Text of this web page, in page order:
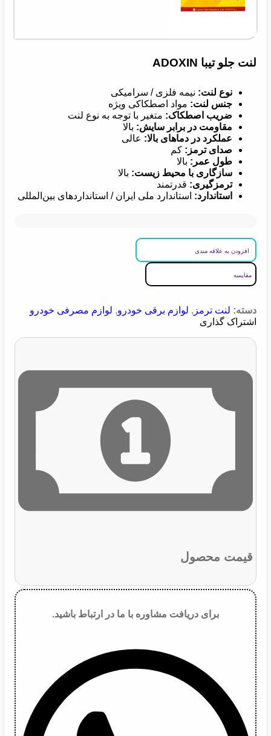
لنت جلو تیبا ADOXIN
نوع لنت: نیمه فلزی / سرامیکی
جنس لنت: مواد اصطکاکی ویژه
ضریب اصطکاک: متغیر با توجه به نوع لنت
مقاومت در برابر سایش: بالا
عملکرد در دماهای بالا: عالی
صدای ترمز: کم
طول عمر: بالا
سازگاری با محیط زیست: بالا
ترمزگیری: قدرتمند
استاندارد: استاندارد ملی ایران / استانداردهای بین‌المللی
افزودن به علاقه مندی
مقایسه
دسته: لنت ترمز , لوازم برقی خودرو, لوازم مصرفی خودرو
اشتراک گذاری
قیمت محصول
برای دریافت مشاوره با ما در ارتباط باشید.